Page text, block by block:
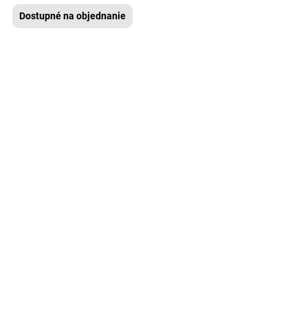
Dostupné na objednanie